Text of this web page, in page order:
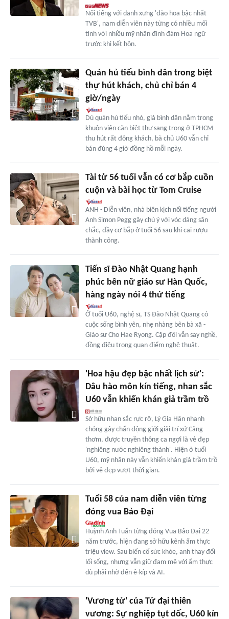
Nổi tiếng với danh xưng 'đào hoa bậc nhất
TVB', nam diễn viên này từng có nhiều mối
tình với nhiều mỹ nhân đình đám Hoa ngữ
trước khi kết hôn.
Quán hủ tiếu bình dân trong biệt
thự hút khách, chủ chỉ bán 4
giờ/ngày
Dù quán hủ tiếu nhỏ, giá bình dân nằm trong
khuôn viên căn biệt thự sang trọng ở TPHCM
thu hút rất đông khách, bà chủ U60 vẫn chỉ
bán đúng 4 giờ đồng hồ mỗi ngày.
Tài tử 56 tuổi vẫn có cơ bắp cuồn
cuộn và bài học từ Tom Cruise
ANH - Diễn viên, nhà biên kịch nổi tiếng người
Anh Simon Pegg gây chú ý với vóc dáng săn
chắc, đầy cơ bắp ở tuổi 56 sau khi cai rượu
thành công.
Tiến sĩ Đào Nhật Quang hạnh
phúc bên nữ giáo sư Hàn Quốc,
hàng ngày nói 4 thứ tiếng
Ở tuổi U60, nghệ sĩ, TS Đào Nhật Quang có
cuộc sống bình yên, nhẹ nhàng bên bà xã -
Giáo sư Cho Hae Ryong. Cặp đôi vẫn say nghề,
đồng điệu trong quan điểm nghệ thuật.
'Hoa hậu đẹp bậc nhất lịch sử':
Dâu hào môn kín tiếng, nhan sắc
U60 vẫn khiến khán giả trầm trồ
Sở hữu nhan sắc rực rỡ, Lý Gia Hân nhanh
chóng gây chấn động giới giải trí xứ Cảng
thơm, được truyền thông ca ngợi là vẻ đẹp
'nghiêng nước nghiêng thành'. Hiện ở tuổi
U60, mỹ nhân này vẫn khiến khán giả trầm trồ
bởi vẻ đẹp vượt thời gian.
Tuổi 58 của nam diễn viên từng
đóng vua Bảo Đại
Huỳnh Anh Tuấn từng đóng Vua Bảo Đại 22
năm trước, hiện đang sở hữu kênh ẩm thực
triệu view. Sau biến cố sức khỏe, anh thay đổi
lối sống, nhưng vẫn giữ đam mê với ẩm thực
dù phải nhờ đến ê-kíp và AI.
'Vương tử' của Tứ đại thiên
vương: Sự nghiệp tụt dốc, U60 kín